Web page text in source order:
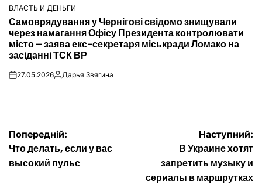
ОПУБЛІКУВАТИ
У
ВЛАСТЬ И ДЕНЬГИ
Самоврядування у Чернігові свідомо знищували
через намагання Офісу Президента контролювати
місто – заява екс-секретаря міськради Ломако на
засіданні ТСК ВР
on27.05.2026Опубліковано
Дарья Звягина
Навігація
записів
Попередній:
Что делать, если у вас
высокий пульс
Наступний:
В Украине хотят
запретить музыку и
сериалы в маршрутках